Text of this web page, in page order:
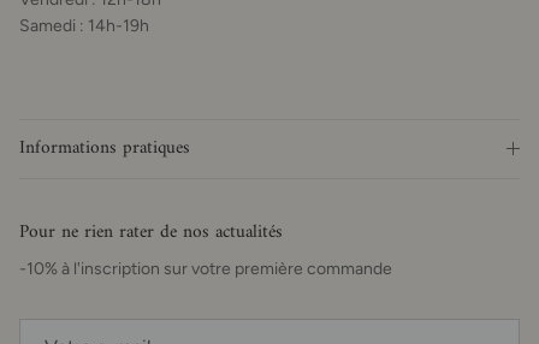
Samedi : 14h-19h
Informations pratiques
Pour ne rien rater de nos actualités
-10% à l'inscription sur votre première commande